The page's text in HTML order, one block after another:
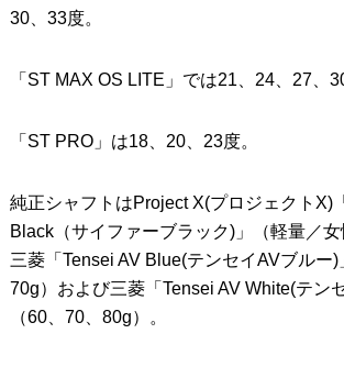
30、33度。
「ST MAX OS LITE」では21、24、27、
「ST PRO」は18、20、23度。
純正シャフトはProject X(プロジェクトX)
Black（サイファーブラック)」（軽量／女
三菱「Tensei AV Blue(テンセイAVブルー)
70g）および三菱「Tensei AV White(テン
（60、70、80g）。